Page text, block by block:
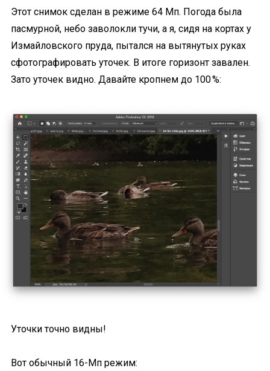
Этот снимок сделан в режиме 64 Мп. Погода была
пасмурной, небо заволокли тучи, а я, сидя на кортах у
Измайловского пруда, пытался на вытянутых руках
сфотографировать уточек. В итоге горизонт завален.
Зато уточек видно. Давайте кропнем до 100 %:
Уточки точно видны!
Вот обычный 16-Мп режим: